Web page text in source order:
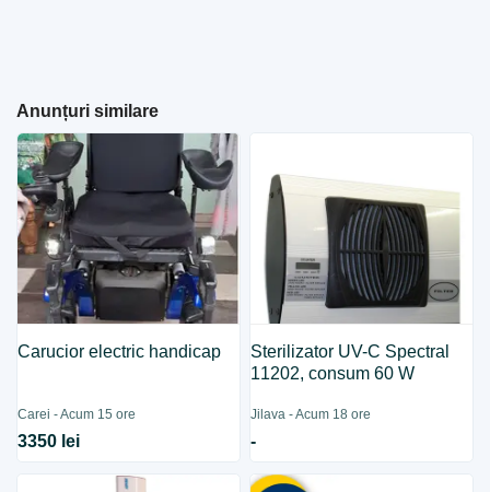
Anunțuri similare
Carucior electric handicap
Carei - Acum 15 ore
3350 lei
Sterilizator UV-C Spectral
11202, consum 60 W
Jilava - Acum 18 ore
-